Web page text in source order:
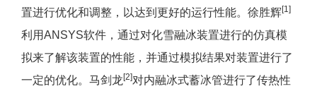
置进行优化和调整，以达到更好的运行性能。徐胜辉 [1]
利用ANSYS软件，通过对化雪融冰装置进行的仿真模
拟来了解该装置的性能，并通过模拟结果对装置进行了
一定的优化。马剑龙 [2]对内融冰式蓄冰管进行了传热性